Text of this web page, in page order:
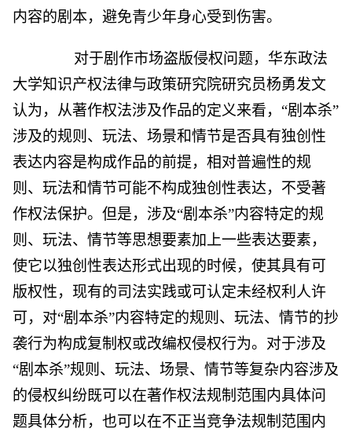
内容的剧本，避免青少年身心受到伤害。
对于剧作市场盗版侵权问题，华东政法
大学知识产权法律与政策研究院研究员杨勇发文
认为，从著作权法涉及作品的定义来看，“剧本杀”
涉及的规则、玩法、场景和情节是否具有独创性
表达内容是构成作品的前提，相对普遍性的规
则、玩法和情节可能不构成独创性表达，不受著
作权法保护。但是，涉及“剧本杀”内容特定的规
则、玩法、情节等思想要素加上一些表达要素，
使它以独创性表达形式出现的时候，使其具有可
版权性，现有的司法实践或可认定未经权利人许
可，对“剧本杀”内容特定的规则、玩法、情节的抄
袭行为构成复制权或改编权侵权行为。对于涉及
“剧本杀”规则、玩法、场景、情节等复杂内容涉及
的侵权纠纷既可以在著作权法规制范围内具体问
题具体分析，也可以在不正当竞争法规制范围内